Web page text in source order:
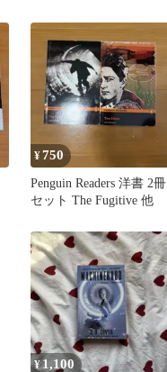
¥750
Penguin Readers 洋書 2冊
セット The Fugitive 他
¥1,100